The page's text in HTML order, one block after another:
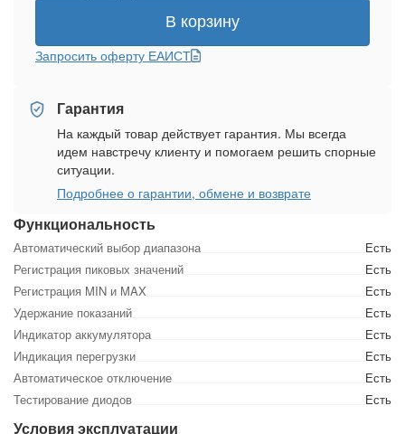
Функциональность
Автоматический выбор диапазона
Есть
Регистрация пиковых значений
Есть
Регистрация MIN и MAX
Есть
Удержание показаний
Есть
Индикатор аккумулятора
Есть
Индикация перегрузки
Есть
Автоматическое отключение
Есть
Тестирование диодов
Есть
Условия эксплуатации
В корзину
Запросить оферту ЕАИСТ
Гарантия
На каждый товар действует гарантия. Мы всегда
идем навстречу клиенту и помогаем решить спорные
ситуации.
Подробнее о гарантии, обмене и возврате